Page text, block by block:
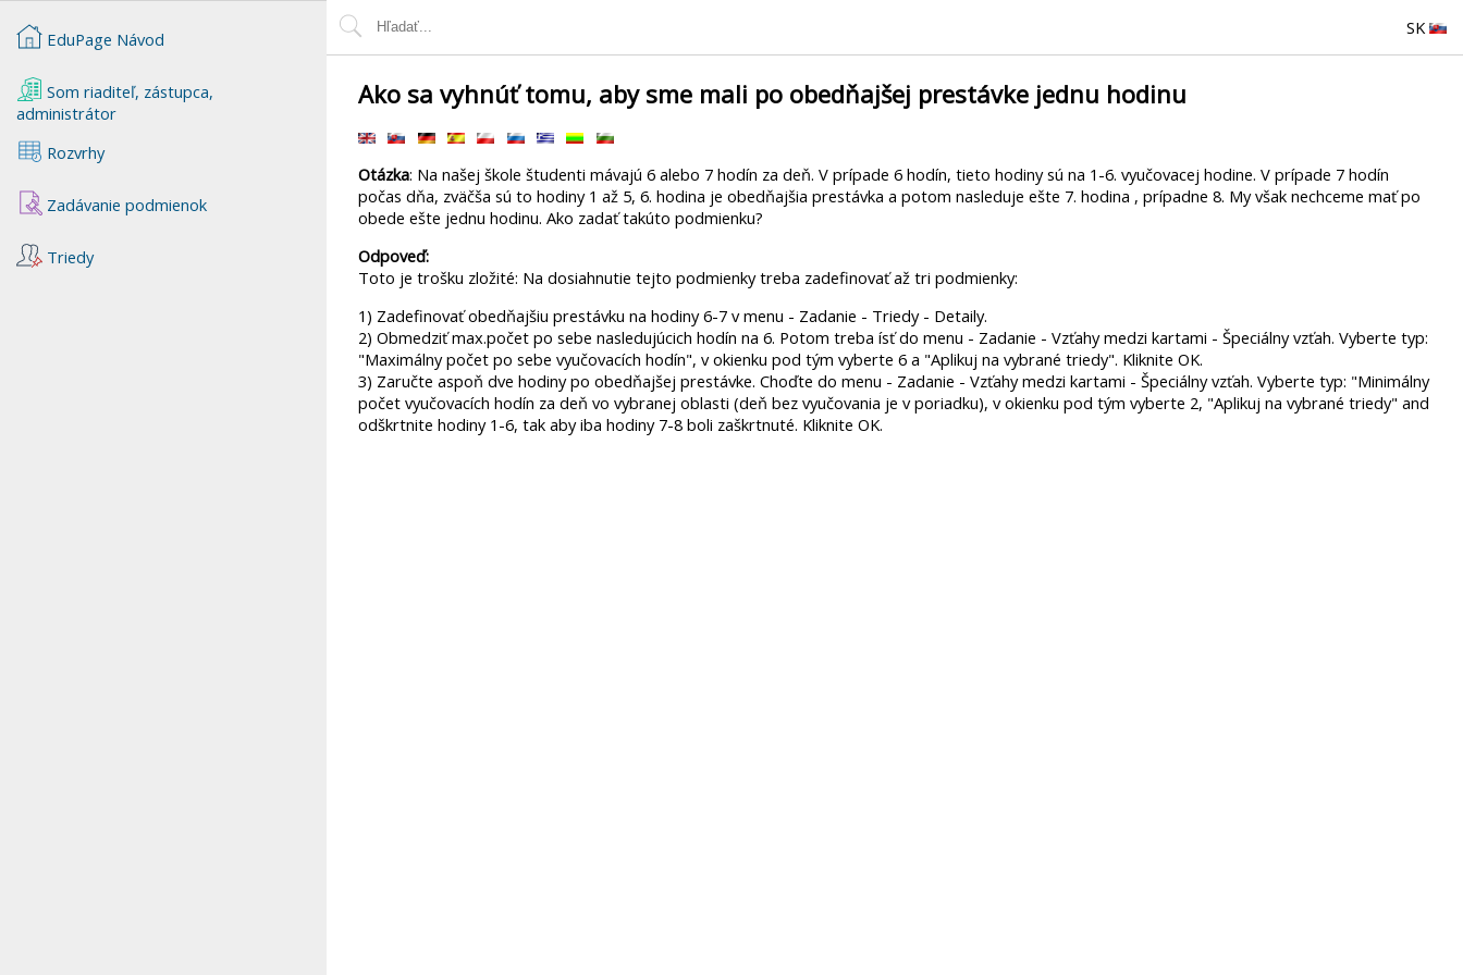
SK
Ako sa vyhnúť tomu, aby sme mali po obedňajšej prestávke jednu hodinu
Otázka: Na našej škole študenti mávajú 6 alebo 7 hodín za deň. V prípade 6 hodín, tieto hodiny sú na 1-6. vyučovacej hodine. V prípade 7 hodín
počas dňa, zväčša sú to hodiny 1 až 5, 6. hodina je obedňajšia prestávka a potom nasleduje ešte 7. hodina , prípadne 8. My však nechceme mať po
obede ešte jednu hodinu. Ako zadať takúto podmienku?
Odpoveď:
Toto je trošku zložité: Na dosiahnutie tejto podmienky treba zadefinovať až tri podmienky:
1) Zadefinovať obedňajšiu prestávku na hodiny 6-7 v menu - Zadanie - Triedy - Detaily.
2) Obmedziť max.počet po sebe nasledujúcich hodín na 6. Potom treba ísť do menu - Zadanie - Vzťahy medzi kartami - Špeciálny vzťah. Vyberte typ:
"Maximálny počet po sebe vyučovacích hodín", v okienku pod tým vyberte 6 a "Aplikuj na vybrané triedy". Kliknite OK.
3) Zaručte aspoň dve hodiny po obedňajšej prestávke. Choďte do menu - Zadanie - Vzťahy medzi kartami - Špeciálny vzťah. Vyberte typ: "Minimálny
počet vyučovacích hodín za deň vo vybranej oblasti (deň bez vyučovania je v poriadku), v okienku pod tým vyberte 2, "Aplikuj na vybrané triedy" and
odškrtnite hodiny 1-6, tak aby iba hodiny 7-8 boli zaškrtnuté. Kliknite OK.
EduPage Návod
Som riaditeľ, zástupca,
administrátor
Rozvrhy
Zadávanie podmienok
Triedy